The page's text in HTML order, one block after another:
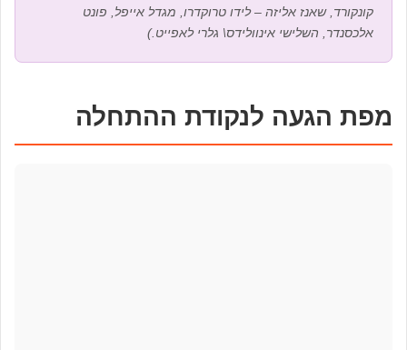
קונקורד, שאנז אליזה – לידו טרוקדרו, מגדל אייפל, פונט
אלכסנדר, השלישי אינוולידס\ גלרי לאפייט.)
מפת הגעה לנקודת ההתחלה